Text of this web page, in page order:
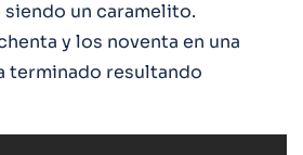
un caramelito.
y los noventa en una
terminado resultando